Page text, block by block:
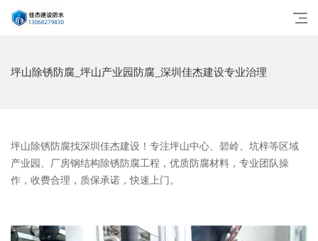
坪山除锈防腐_坪山产业园防腐_深圳佳杰建设专业治理
坪山除锈防腐找深圳佳杰建设！专注坪山中心、碧岭、坑梓等区域
产业园、厂房钢结构除锈防腐工程，优质防腐材料，专业团队操
作，收费合理，质保承诺，快速上门。